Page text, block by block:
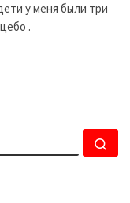
у меня были три
.